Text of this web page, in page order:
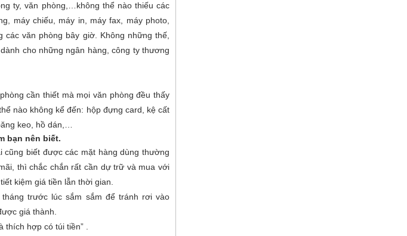
ty, văn phòng,…không thể nào thiếu các
máy chiếu, máy in, máy fax, máy photo,
văn phòng bây giờ. Không những thế,
cho những ngân hàng, công ty thương
cần thiết mà mọi văn phòng đều thấy
nào không kể đến: hộp đựng card, kệ cất
keo, hồ dán,…
bạn nên biết.
biết được các mặt hàng dùng thường
thì chắc chắn rất cần dự trữ và mua với
kiệm giá tiền lẫn thời gian.
trước lúc sắm sắm để tránh rơi vào
giá thành.
hợp có túi tiền” .